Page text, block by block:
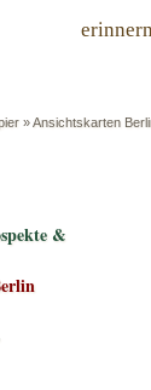
»Ansichtskarten
&